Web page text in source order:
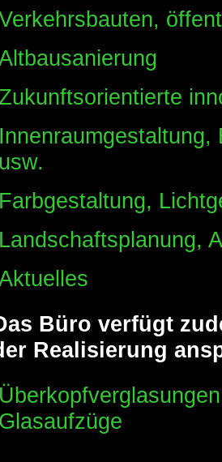
usw.
Farbgestaltung,
Landschaftsplanung,
Büro verfügt
Realisierung
Glasaufzüge